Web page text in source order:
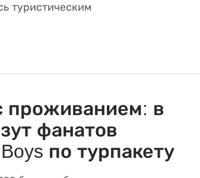
туристическим
проживанием: в
фанатов
по турпакету